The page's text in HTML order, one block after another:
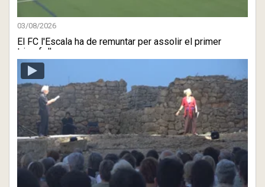
03/08/2026
El FC l'Escala ha de remuntar per assolir el primer
triomf d'aq ...